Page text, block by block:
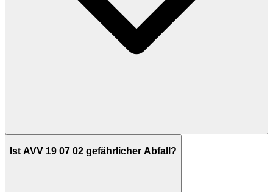
Ist AVV 19 07 02 gefährlicher Abfall?